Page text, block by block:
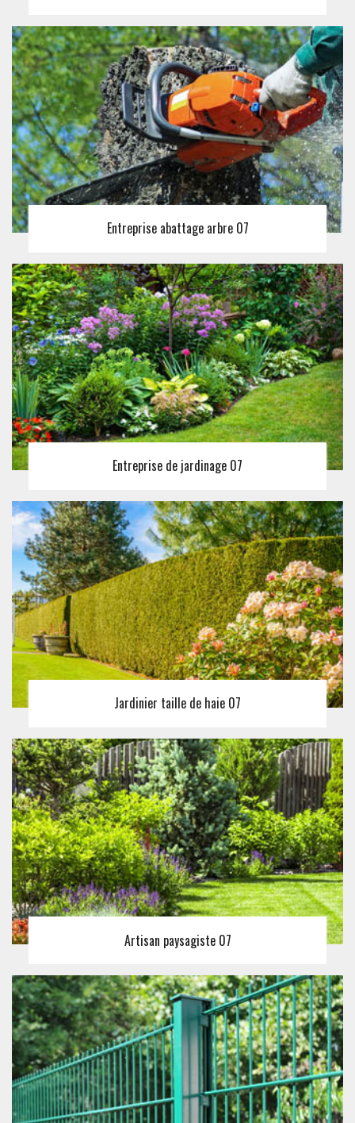
Entreprise abattage arbre 07
Entreprise de jardinage 07
Jardinier taille de haie 07
Artisan paysagiste 07